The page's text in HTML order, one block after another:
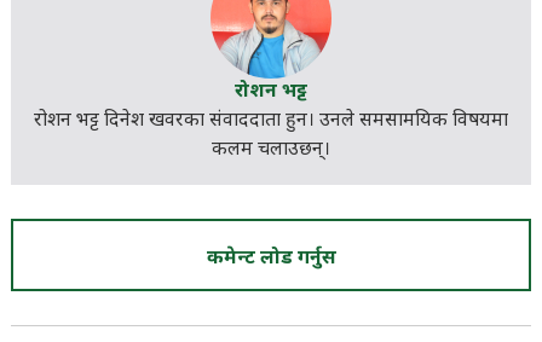
रोशन भट्ट
रोशन भट्ट दिनेश खवरका संवाददाता हुन। उनलेसमसामयिकविषयमा
कलम चलाउछन्।
कमेन्ट लोड गर्नुस